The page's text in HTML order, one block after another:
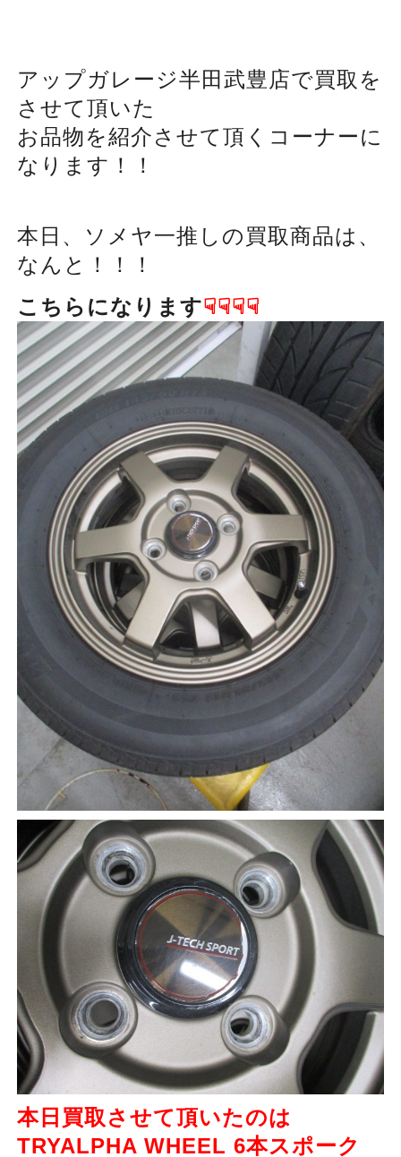
アップガレージ半田武豊店で買取を
させて頂いた
お品物を紹介させて頂くコーナーに
なります！！
本日、ソメヤ一推しの買取商品は、
なんと！！！
こちらになります☟☟☟☟
本日買取させて頂いたのは
TRYALPHA WHEEL 6本スポーク